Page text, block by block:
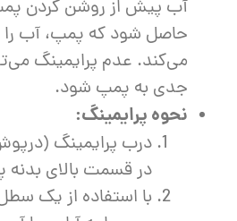
آب پیش از روشن کردن
حاصل شود که پمپ، آب
می‌کند. عدم پرایمینگ
جدی به پمپ شود.
نحوه پرایمینگ:
درب پرایمینگ
در قسمت بالای بدنه
با استفاده از یک